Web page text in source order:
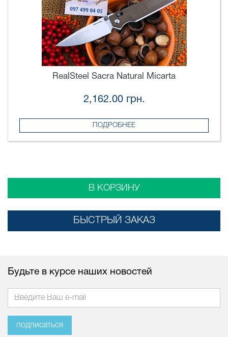
RealSteel Sacra Natural Micarta
2,162.00 грн.
ПОДРОБНЕЕ
В КОРЗИНУ
БЫСТРЫЙ ЗАКАЗ
Будьте в курсе наших новостей
подписаться